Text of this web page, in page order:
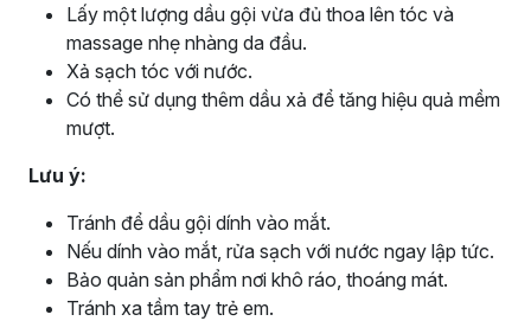
Lấy một lượng dầu gội vừa đủ thoa lên tóc và
massage nhẹ nhàng da đầu.
Xả sạch tóc với nước.
Có thể sử dụng thêm dầu xả để tăng hiệu quả mềm
mượt.
Lưu ý:
Tránh để dầu gội dính vào mắt.
Nếu dính vào mắt, rửa sạch với nước ngay lập tức.
Bảo quản sản phẩm nơi khô ráo, thoáng mát.
Tránh xa tầm tay trẻ em.